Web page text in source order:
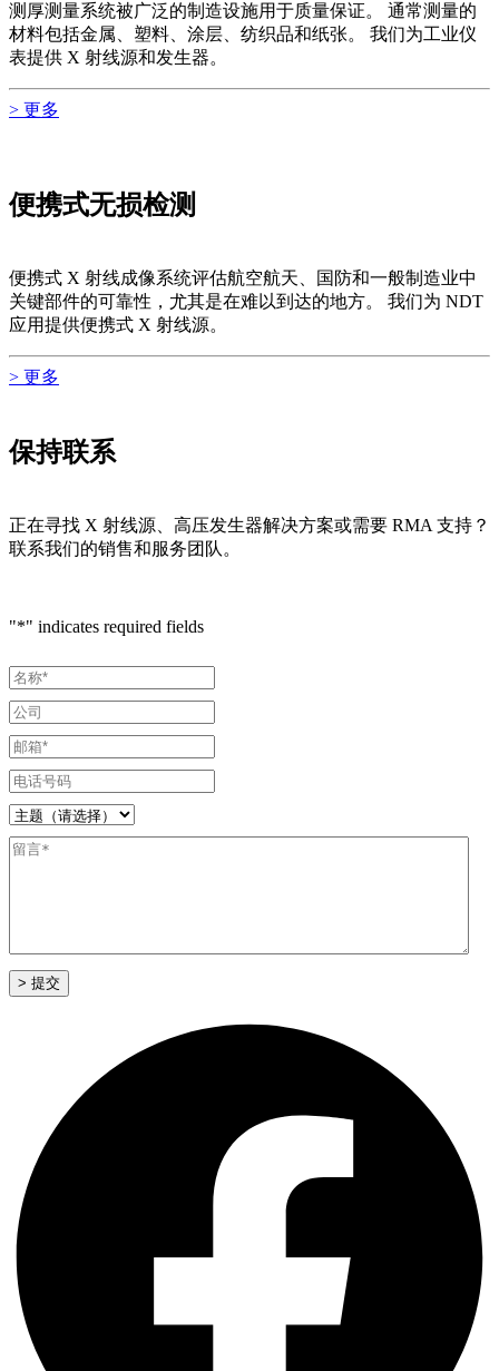
测厚测量系统被广泛的制造设施用于质量保证。 通常测量的
材料包括金属、塑料、涂层、纺织品和纸张。 我们为工业仪
表提供 X 射线源和发生器。
> 更多
便携式无损检测
便携式 X 射线成像系统评估航空航天、国防和一般制造业中
关键部件的可靠性，尤其是在难以到达的地方。 我们为 NDT
应用提供便携式 X 射线源。
> 更多
保持联系
正在寻找 X 射线源、高压发生器解决方案或需要 RMA 支持？
联系我们的销售和服务团队。
"*" indicates required fields